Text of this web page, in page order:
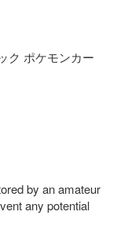
ク ポケモンカー
by an amateur
any potential